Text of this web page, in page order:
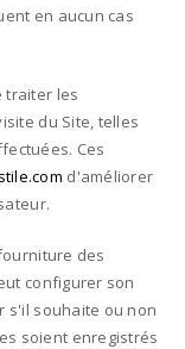
en aucun cas
traiter les
du Site, telles
Ces
d'améliorer
des
configurer son
s'il souhaite ou non
soient enregistrés